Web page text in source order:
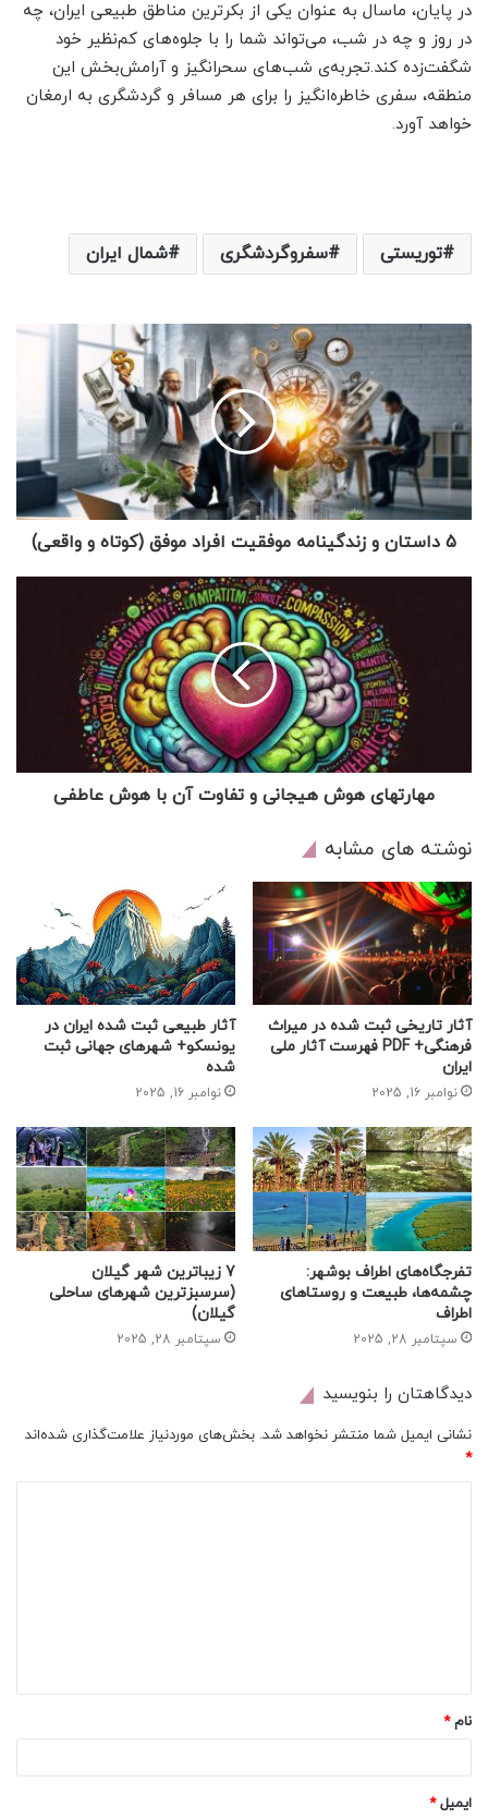
در پایان، ماسال به عنوان یکی از بکرترین مناطق طبیعی ایران، چه
در روز و چه در شب، می‌تواند شما را با جلوه‌های کم‌نظیر خود
شگفت‌زده کند.تجربه‌ی شب‌های سحرانگیز و آرامش‌بخش این
منطقه، سفری خاطره‌انگیز را برای هر مسافر و گردشگری به ارمغان
خواهد آورد.
توریستی سفروگردشگری شمال ایران
5 داستان و زندگینامه موفقیت افراد موفق (کوتاه و واقعی)
مهارتهای هوش هیجانی و تفاوت آن با هوش عاطفی
نوشته های مشابه
آثار تاریخی ثبت شده در میراث
فرهنگی+ PDF فهرست آثار ملی
ایران
نوامبر 16, 2025
آثار طبیعی ثبت شده ایران در
یونسکو+ شهرهای جهانی ثبت
شده
نوامبر 16, 2025
تفرجگاه‌های اطراف بوشهر:
چشمه‌ها، طبیعت و روستاهای
اطراف
سپتامبر 28, 2025
7 زیباترین شهر گیلان
(سرسبزترین شهرهای ساحلی
گیلان)
سپتامبر 28, 2025
دیدگاهتان را بنویسید
نشانی ایمیل شما منتشر نخواهد شد. بخش‌های موردنیاز علامت‌گذاری شده‌اند
*
*
نام*
ایمیل*